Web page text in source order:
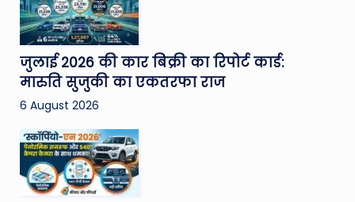
जुलाई 2026 की कार बिक्री का रिपोर्ट कार्ड:
मारुति सुजुकी का एकतरफा राज
6 August 2026